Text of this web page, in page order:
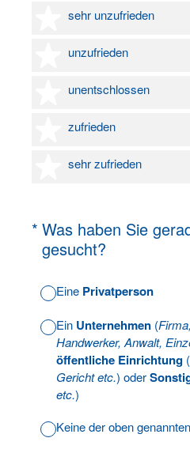
sehr unzufrieden
1 Stern
unzufrieden
2 Sterne
unentschlossen
3 Sterne
zufrieden
4 Sterne
sehr zufrieden
5 Sterne
* Was haben Sie
gesucht?
(Erforderlich.)
Eine Privatperson
Ein Unternehmen (
Handwerker, Anwalt,
öffentliche Einrichtung (
Gericht etc.) oder
etc.)
Keine der oben genannten